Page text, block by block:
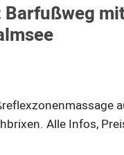
Barfußweg
Alle Infos,